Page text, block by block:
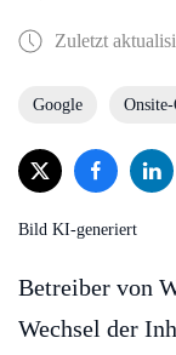
Zuletzt
Google
Bild KI-generiert
Betreiber von
Wechsel der